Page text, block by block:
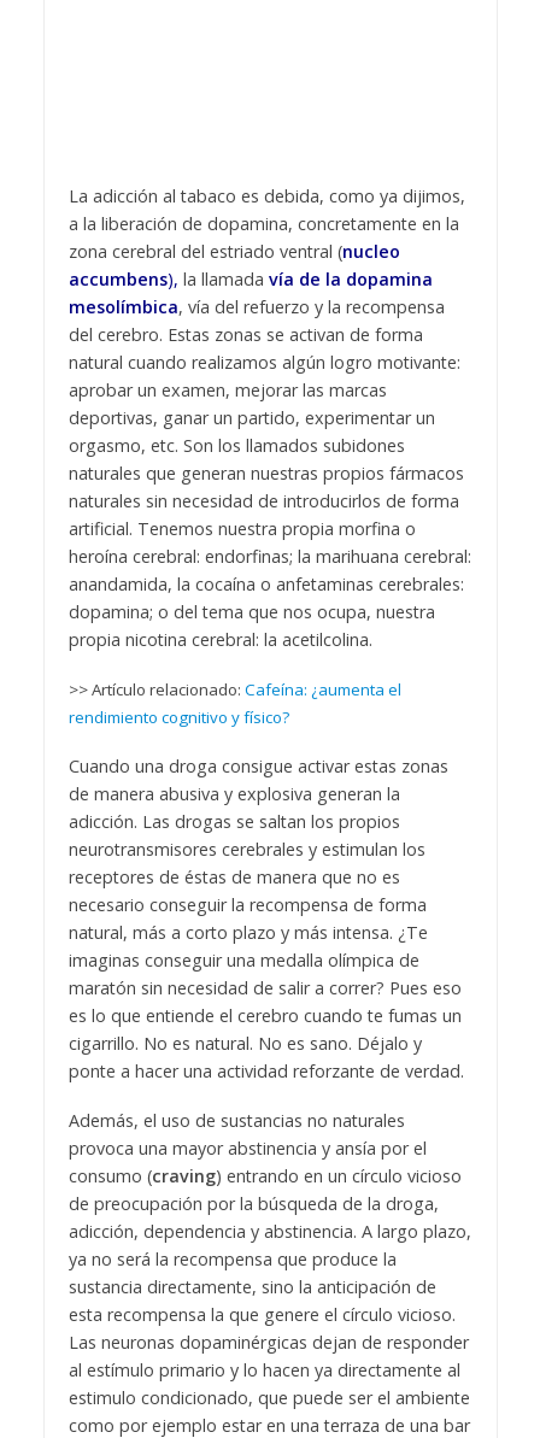
La adicción al tabaco es debida, como ya dijimos,
a la liberación de dopamina, concretamente en la
zona cerebral del estriado ventral (nucleo
accumbens), la llamada vía de la dopamina
mesolímbica, vía del refuerzo y la recompensa
del cerebro. Estas zonas se activan de forma
natural cuando realizamos algún logro motivante:
aprobar un examen, mejorar las marcas
deportivas, ganar un partido, experimentar un
orgasmo, etc. Son los llamados subidones
naturales que generan nuestras propios fármacos
naturales sin necesidad de introducirlos de forma
artificial. Tenemos nuestra propia morfina o
heroína cerebral: endorfinas; la marihuana cerebral:
anandamida, la cocaína o anfetaminas cerebrales:
dopamina; o del tema que nos ocupa, nuestra
propia nicotina cerebral: la acetilcolina.
>> Artículo relacionado: Cafeína: ¿aumenta el
rendimiento cognitivo y físico?
Cuando una droga consigue activar estas zonas
de manera abusiva y explosiva generan la
adicción. Las drogas se saltan los propios
neurotransmisores cerebrales y estimulan los
receptores de éstas de manera que no es
necesario conseguir la recompensa de forma
natural, más a corto plazo y más intensa. ¿Te
imaginas conseguir una medalla olímpica de
maratón sin necesidad de salir a correr? Pues eso
es lo que entiende el cerebro cuando te fumas un
cigarrillo. No es natural. No es sano. Déjalo y
ponte a hacer una actividad reforzante de verdad.
Además, el uso de sustancias no naturales
provoca una mayor abstinencia y ansía por el
consumo (craving) entrando en un círculo vicioso
de preocupación por la búsqueda de la droga,
adicción, dependencia y abstinencia. A largo plazo,
ya no será la recompensa que produce la
sustancia directamente, sino la anticipación de
esta recompensa la que genere el círculo vicioso.
Las neuronas dopaminérgicas dejan de responder
al estímulo primario y lo hacen ya directamente al
estimulo condicionado, que puede ser el ambiente
como por ejemplo estar en una terraza de una bar